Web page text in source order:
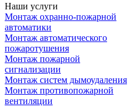
Наши услуги
Монтаж охранно-пожарной
автоматики
Монтаж автоматического
пожаротушения
Монтаж пожарной
сигнализации
Монтаж систем дымоудаления
Монтаж противопожарной
вентиляции